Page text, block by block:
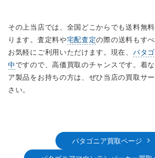
その上当店では、全国どこからでも送料無
ります。査定料や宅配査定の際の送料もす
お気軽にご利用いただけます。現在、 パタ
中ですので、高価買取のチャンスです。着
ア製品をお持ちの方は、ぜひ当店の買取サ
さい。
パタゴニア買取ページ